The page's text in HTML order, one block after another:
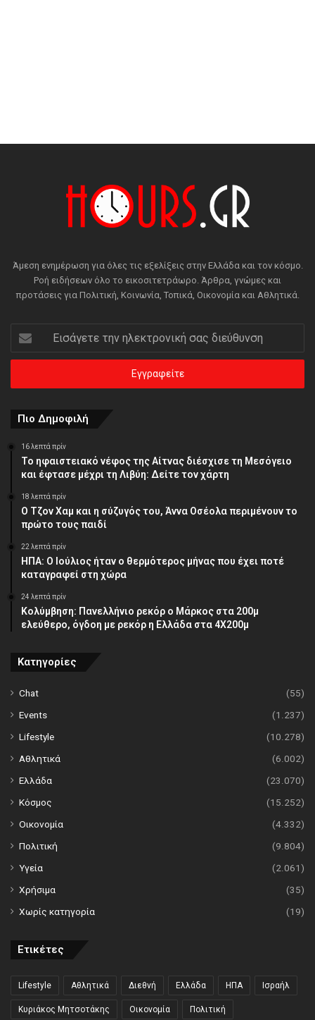
Άμεση ενημέρωση για όλες τις εξελίξεις στην Ελλάδα και τον κόσμο.
Ροή ειδήσεων όλο το εικοσιτετράωρο. Άρθρα, γνώμες και
προτάσεις για Πολιτική, Κοινωνία, Τοπικά, Οικονομία και Αθλητικά.
Εισάγετε
την
ηλεκτρονική
διεύθυνση
Πιο Δημοφιλή
16 λεπτά πρίν
Το ηφαιστειακό νέφος της Αίτνας διέσχισε τη Μεσόγειο
και έφτασε μέχρι τη Λιβύη: Δείτε τον χάρτη
18 λεπτά πρίν
Ο Τζον Χαμ και η σύζυγός του, Άννα Οσέολα περιμένουν το
πρώτο τους παιδί
22 λεπτά πρίν
ΗΠΑ: Ο Ιούλιος ήταν ο θερμότερος μήνας που έχει ποτέ
καταγραφεί στη χώρα
24 λεπτά πρίν
Κολύμβηση: Πανελλήνιο ρεκόρ ο Μάρκος στα 200μ
ελεύθερο, όγδοη με ρεκόρ η Ελλάδα στα 4Χ200μ
Κατηγορίες
Chat
(55)
Events
(1.237)
Lifestyle
(10.278)
Αθλητικά
(6.002)
Ελλάδα
(23.070)
Κόσμος
(15.252)
Οικονομία
(4.332)
Πολιτική
(9.804)
Υγεία
(2.061)
Χρήσιμα
(35)
Χωρίς κατηγορία
(19)
Ετικέτες
Lifestyle Αθλητικά Διεθνή Ελλάδα ΗΠΑ Ισραήλ
Κυριάκος Μητσοτάκης Οικονομία Πολιτική